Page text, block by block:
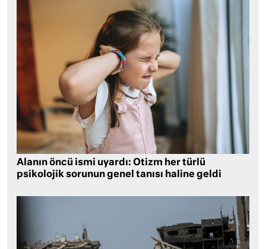
Alanın öncü ismi uyardı: Otizm her türlü
psikolojik sorunun genel tanısı haline geldi